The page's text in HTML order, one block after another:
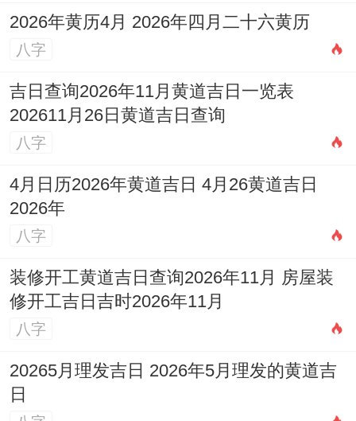
的行业，「伤官生财」也提示，利用业余时
课）变现，是安全且有效的增收途径。
四、情感姻缘：咸池星动下的情感涟漪
4.1 单身者2026年脱单机遇大吗？
机遇有，但多为 「露水姻缘」，流年逢
「咸池桃花」，异性缘份确实增多，社交活
动活跃，容易遇到令自己心动的对象，此桃
花受比劫作用，往往来得快去得也快，对方
可能方法含糊，或存在其他竞争者，感情发
展易流于表面，难以详细稳定，尤其是夏季
出生的属蛇人更需警惕短暂的亲密而热情带
2026年黄历4月 2026年四月二十六黄历
八字
吉日查询2026年11月黄道吉日一览表
202611月26日黄道吉日查询
八字
4月日历2026年黄道吉日 4月26黄道吉日
2026年
八字
装修开工黄道吉日查询2026年11月 房屋装
修开工吉日吉时2026年11月
八字
20265月理发吉日 2026年5月理发的黄道吉
日